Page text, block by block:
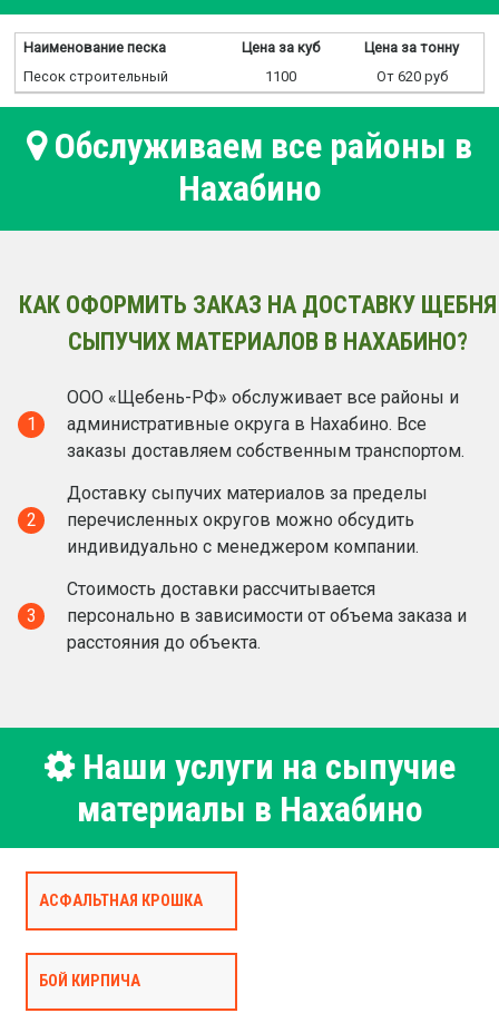
Наименование песка Цена за куб
Цена за тонну
Песок строительный
1100 От 620 руб
Обслуживаем все районы в
Нахабино
КАК ОФОРМИТЬ ЗАКАЗ НА ДОСТАВКУ
СЫПУЧИХ МАТЕРИАЛОВ В НАХАБИНО?
1
ООО «Щебень-РФ» обслуживает все районы и
административные округа в Нахабино. Все
заказы доставляем собственным транспортом.
2
Доставку сыпучих материалов за пределы
перечисленных округов можно обсудить
индивидуально с менеджером компании.
3
Стоимость доставки рассчитывается
персонально в зависимости от объема заказа и
расстояния до объекта.
Наши услуги на сыпучие
материалы в Нахабино
АСФАЛЬТНАЯ КРОШКА
БОЙ КИРПИЧА